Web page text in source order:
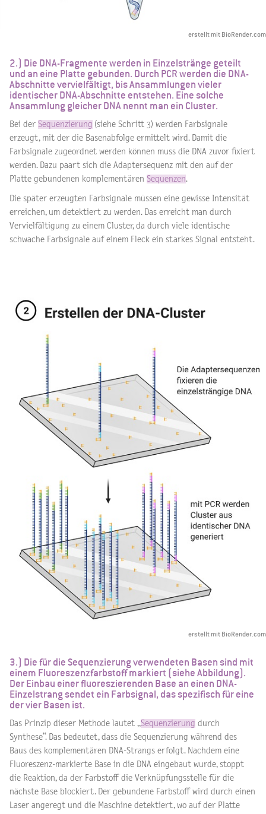
erstellt mit BioRender.com
2.) Die DNA-Fragmente werden in Einzelstränge geteilt
und an eine Platte gebunden. Durch PCR werden die DNA-
Abschnitte vervielfältigt, bis Ansammlungen vieler
identischer DNA-Abschnitte entstehen. Eine solche
Ansammlung gleicher DNA nennt man ein Cluster.
Bei der Sequenzierung (siehe Schritt 3) werden Farbsignale
erzeugt, mit der die Basenabfolge ermittelt wird. Damit die
Farbsignale zugeordnet werden können muss die DNA zuvor fixiert
werden. Dazu paart sich die Adaptersequenz mit den auf der
Platte gebundenen komplementären Sequenzen.
Die später erzeugten Farbsignale müssen eine gewisse Intensität
erreichen, um detektiert zu werden. Das erreicht man durch
Vervielfältigung zu einem Cluster, da durch viele identische
schwache Farbsignale auf einem Fleck ein starkes Signal entsteht.
erstellt mit BioRender.com
3.) Die für die Sequenzierung verwendeten Basen sind mit
einem Fluoreszenzfarbstoff markiert (siehe Abbildung).
Der Einbau einer fluoreszierenden Base an einen DNA-
Einzelstrang sendet ein Farbsignal, das spezifisch für eine
der vier Basen ist.
Das Prinzip dieser Methode lautet „Sequenzierung durch
Synthese“. Das bedeutet, dass die Sequenzierung während des
Baus des komplementären DNA-Strangs erfolgt. Nachdem eine
Fluoreszenz-markierte Base in die DNA eingebaut wurde, stoppt
die Reaktion, da der Farbstoff die Verknüpfungsstelle für die
nächste Base blockiert. Der gebundene Farbstoff wird durch einen
Laser angeregt und die Maschine detektiert, wo auf der Platte